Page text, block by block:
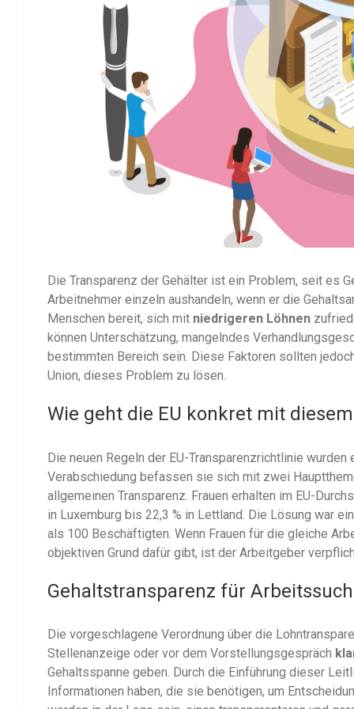
Die Transparenz der Gehälter ist ein Problem, seit es
Arbeitnehmer einzeln aushandeln, wenn er die
Menschen bereit, sich mit niedrigeren Löhnen
können Unterschätzung, mangelndes
bestimmten Bereich sein. Diese Faktoren sollten
Union, dieses Problem zu lösen.
Wie geht die EU konkret mit
Die neuen Regeln der EU-Transparenzrichtlinie
Verabschiedung befassen sie sich mit zwei
allgemeinen Transparenz. Frauen erhalten im EU-
in Luxemburg bis 22,3 % in Lettland. Die Lösung war
als 100 Beschäftigten. Wenn Frauen für die gleiche
objektiven Grund dafür gibt, ist der Arbeitgeber
Gehaltstransparenz für
Die vorgeschlagene Verordnung über die
Stellenanzeige oder vor dem Vorstellungsgespräch
Gehaltsspanne geben. Durch die Einführung dieser
Informationen haben, die sie benötigen, um